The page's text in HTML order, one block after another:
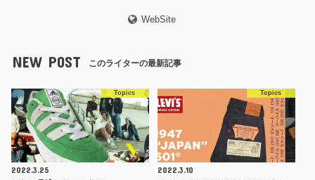
WebSite
NEW POST このライターの最新記事
Topics
2022.3.25
Topics
2022.3.10